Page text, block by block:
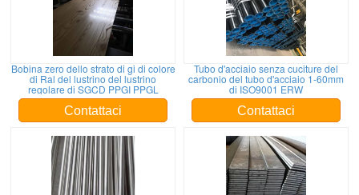
Bobina zero dello strato di gi di colore
di Ral del lustrino del lustrino
regolare di SGCD PPGI PPGL
Contattaci
Tubo d'acciaio senza cuciture del
carbonio del tubo d'acciaio 1-60mm
di ISO9001 ERW
Contattaci